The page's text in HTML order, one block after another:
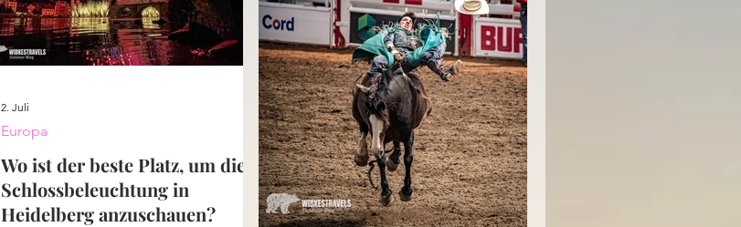
die Liste des immateriellen Kulturerbes aufgenom
Wo ist der beste Platz, um die
Schlossbeleuchtung in
Heidelberg anzuschauen?
Europa
2. Juli